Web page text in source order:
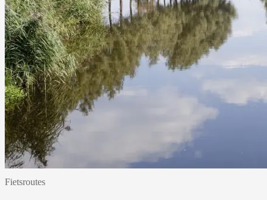
Fietsroutes